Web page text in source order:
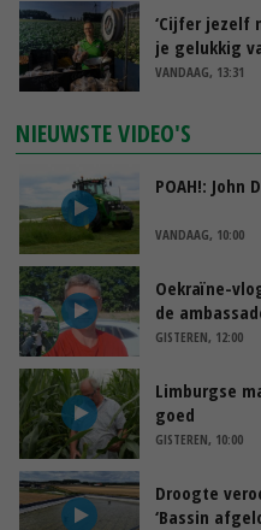
‘Cijfer jezelf
je gelukkig
VANDAAG, 13:31
NIEUWSTE VIDEO'S
POAH!: John
VANDAAG, 10:00
Oekraïne-
de
GISTEREN, 12:00
Limburgse
goed
GISTEREN, 10:00
Droogte
‘Bassin